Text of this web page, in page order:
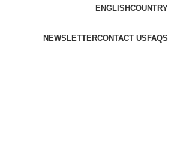
ENGLISHCOUNTRY
NEWSLETTERCONTACT US FAQS